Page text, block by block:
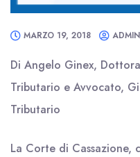
MARZO 19, 2018 ADMIN
Di Angelo Ginex,
Tributario e Avvocato,
Tributario
La Corte di Cassazione,